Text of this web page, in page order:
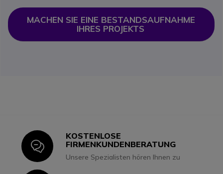
MACHEN SIE EINE BESTANDSAUFNAHME
IHRES PROJEKTS
Icon
KOSTENLOSE
FIRMENKUNDENBERATUNG
Unsere Spezialisten hören Ihnen zu